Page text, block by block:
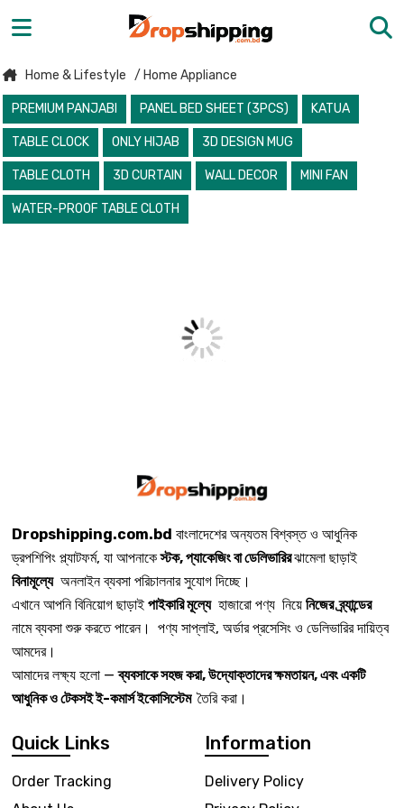
Home & Lifestyle / Home Appliance
PREMIUM PANJABI PANEL BED SHEET (3PCS) KATUA
TABLE CLOCK ONLY HIJAB 3D DESIGN MUG
TABLE CLOTH 3D CURTAIN WALL DECOR MINI FAN
WATER-PROOF TABLE CLOTH
Dropshipping.com.bd বাংলাদেশের অন্যতম বিশ্বস্ত ও আধুনিক
ড্রপশিপিং প্ল্যাটফর্ম, যা আপনাকেস্টক, প্যাকেজিং বা ডেলিভারিরঝামেলা ছাড়াই
বিনামূল্যেঅনলাইন ব্যবসা পরিচালনার সুযোগ দিচ্ছে।
এখানে আপনি বিনিয়োগ ছাড়াই পাইকারি মূল্যেহাজারো পণ্য নিয়ে নিজের ব্র্যান্ডের
নামে ব্যবসা শুরু করতে পারেন। পণ্য সাপ্লাই, অর্ডার প্রসেসিং ও ডেলিভারির দায়িত্ব
আমদের।
আমাদের লক্ষ্য হলো —ব্যবসাকে সহজ করা, উদ্যোক্তাদের ক্ষমতায়ন, এবং একটি
আধুনিক ও টেকসই ই-কমার্স ইকোসিস্টেম তৈরি করা।
Quick Links
Order Tracking
Information
Delivery Policy